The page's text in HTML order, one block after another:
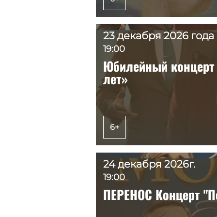
23 декабря 2026 года
19:00
Юбилейный концерт
лет»
6+
23 декабря 2026 года
19:00
Юбилейный концерт
лет»
6+
24 декабря 2026г.
19:00
ПЕРЕНОС Концерт
24 декабря 2026г.
19:00
ПЕРЕНОС Концерт